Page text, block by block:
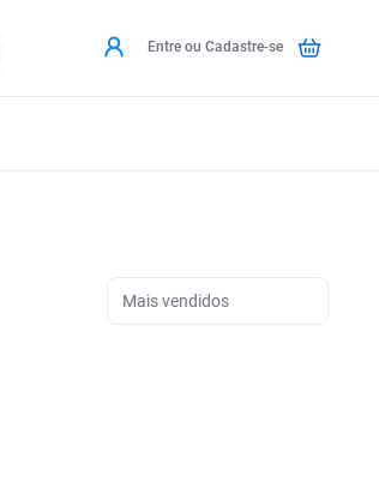
Entre ou Cadastre-se
Mais vendidos